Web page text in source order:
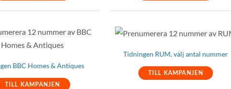
BBC Homes & Antiques
TILL KAMPANJEN
Tidningen RUM, välj antal nummer
TILL KAMPANJEN